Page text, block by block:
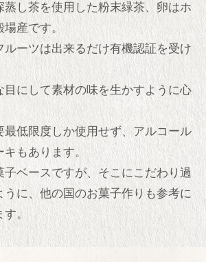
蒸し茶を使用した粉末緑茶、卵はホ
場産です。
ルーツは出来るだけ有機認証を受け
目にして素材の味を生かすように心
最低限度しか使用せず、アルコール
もあります。
子ベースですが、そこにこだわり過
うに、他の国のお菓子作りも参考に
。
問
ポリシー